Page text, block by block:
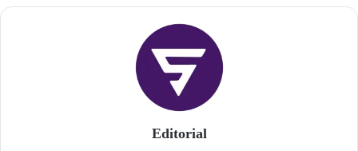
Editorial